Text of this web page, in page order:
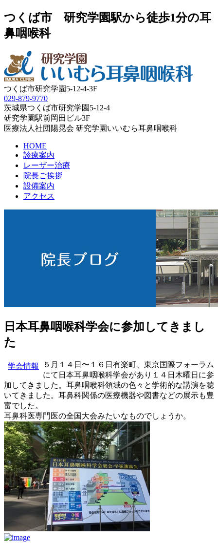
つくば市 研究学園駅から徒歩1分の耳
鼻咽喉科
つくば市研究学園5‐12‐4-3F
029‐879‐9770
茨城県つくば市研究学園5‐12‐4
研究学園駅前岡田ビル3F
医療法人社団陽晃会 研究学園いいむら耳鼻咽喉科
HOME
診療案内
レーザー治療
院長ご挨拶
設備案内
アクセス
日本耳鼻咽喉科学会に参加してきまし
た
学会情報
５月１４日〜１６日有楽町、東京国際フォーラム
にて日本耳鼻咽喉科学会があり１４日木曜日に参
加してきました。耳鼻咽喉科領域の色々と学術的な講演を聴
いてきました。耳鼻科関係の医療機器や図書などの展示も豊
富でした。
耳鼻科医専門医の全国大会みたいなものでしょうか。